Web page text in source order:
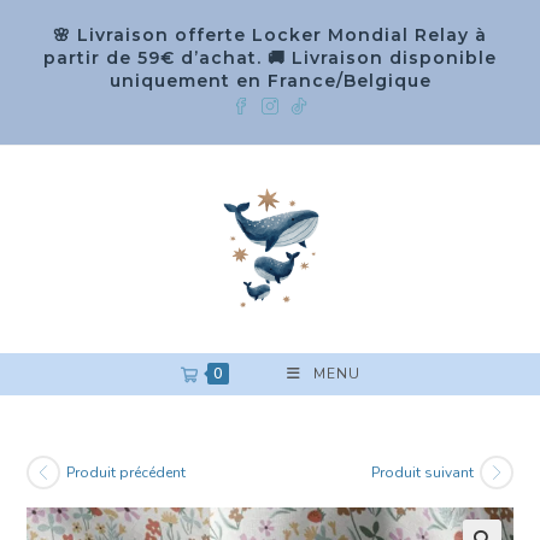
🌸 Livraison offerte Locker Mondial Relay à
partir de 59€ d’achat. 🚚 Livraison disponible
uniquement en France/Belgique
0 MENU
Produit précédent Produit suivant